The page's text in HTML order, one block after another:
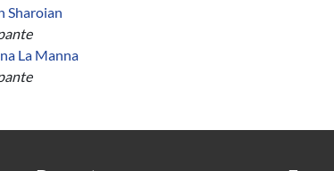
Sharoian
La Manna